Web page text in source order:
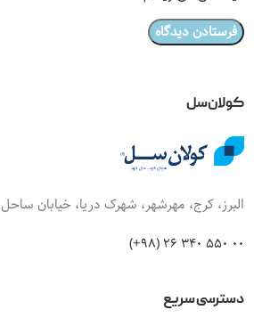
کولان‌سل
البرز، کرج، مهرشهر، شهرک دریا، خیابان ساحل 1، پلاک 18 (
00 550 340 26 (98+)
دسترسی سریع